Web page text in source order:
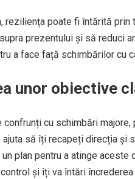
reziliența poate fi întărită
prezentului și să reduci
a face față schimbărilor cu
unor obiective
confrunți cu schimbări
să îți recapeți direcția și
plan pentru a atinge
și îți va întări încrederea